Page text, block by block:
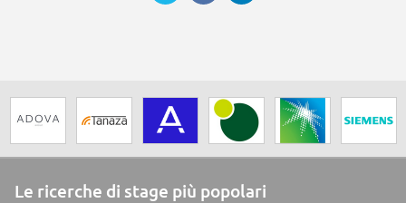
Le ricerche di stage più popolari